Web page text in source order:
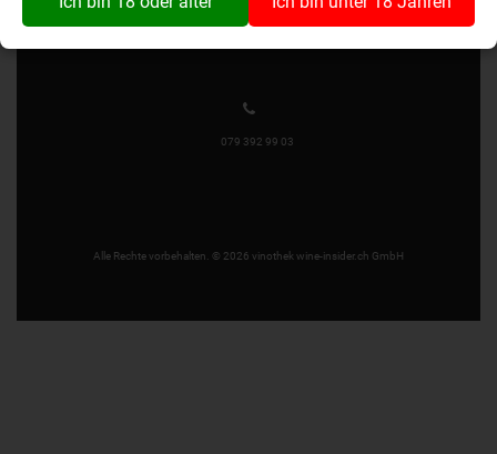
079 392 99 03
Alle Rechte vorbehalten. © 2026 vinothek wine-insider.ch GmbH